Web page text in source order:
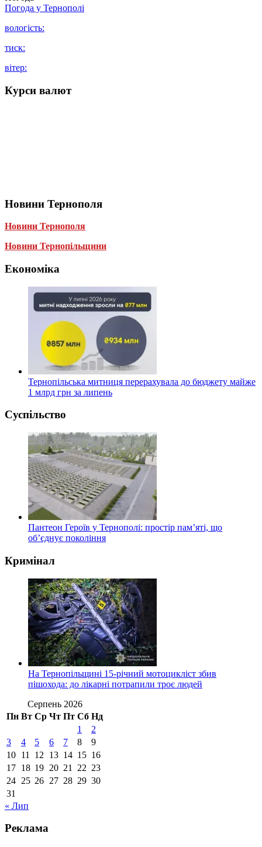
Погода у Тернополі
вологість:
тиск:
вітер:
Курси валют
Новини Тернополя
Новини Тернополя
Новини Тернопільщини
Економіка
Тернопільська митниця перерахувала до бюджету майже
1 млрд грн за липень
Суспільство
Пантеон Героїв у Тернополі: простір пам’яті, що
об’єднує покоління
Кримінал
На Тернопільщині 15-річний мотоцикліст збив
пішохода: до лікарні потрапили троє людей
Серпень 2026
Пн Вт Ср Чт Пт Сб Нд
1
2
3
4 5 6 7 8
9
10 11 12 13 14 15 16
17 18 19 20 21 22 23
24 25 26 27 28 29 30
31
« Лип
Реклама